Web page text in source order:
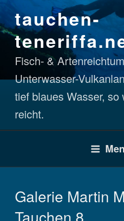
Zum
Inhalt
springentauchen-
Fisch- &
Unterwasser-
tief blaues Wasser,
reicht.
Galerie Martin
Tauchen 8